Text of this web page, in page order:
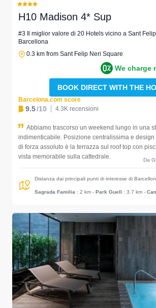
H10 Madison 4* Sup
#3 Il miglior valore di 20 Hotels vicino a Sant
Barcellona
0.3 km from Sant Felip Neri Square
We charge
BOOK DIRECT WITH THE
Barcelona.com score
9.5/10 4.3K recensioni
Abbiamo trascorso un weekend lungo in una
indimenticabile. Posizione centralissima e design
di forza assoluto è la terrazza sul roof top con
vista memorabile sulla cattedrale.
Da
Distanza dai principali punti di interesse di
Sagrada Familia : 2 km - Park Guell : 3.7 km -